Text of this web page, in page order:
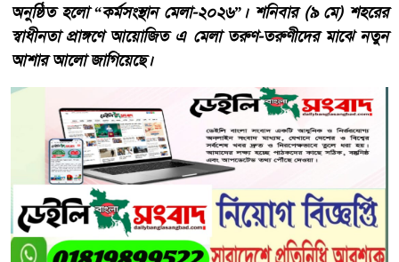
অনুষ্ঠিত হলো “কর্মসংস্থান মেলা-২০২৬”। শনিবার (৯ মে) শহরের
স্বাধীনতা প্রাঙ্গণে আয়োজিত এ মেলা তরুণ-তরুণীদের মাঝে নতুন
আশার আলো জাগিয়েছে।